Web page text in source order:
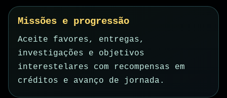
Missões e progressão
Aceite favores, entregas,
investigações e objetivos
interestelares com recompensas em
créditos e avanço de jornada.